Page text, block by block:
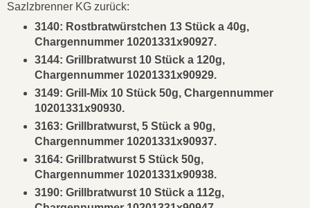
Sazlzbrenner KG zurück:
3140: Rostbratwürstchen 13 Stück a 40g,
Chargennummer 10201331x90927.
3144: Grillbratwurst 10 Stück a 120g,
Chargennummer 10201331x90929.
3149: Grill-Mix 10 Stück 50g, Chargennummer
10201331x90930.
3163: Grillbratwurst, 5 Stück a 90g,
Chargennummer 10201331x90937.
3164: Grillbratwurst 5 Stück 50g,
Chargennummer 10201331x90938.
3190: Grillbratwurst 10 Stück a 112g,